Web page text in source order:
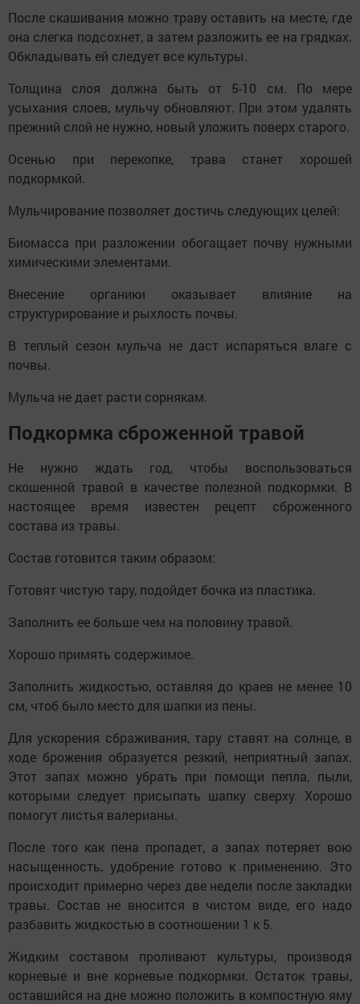
После скашивания можно траву оставить на месте, где
она слегка подсохнет, а затем разложить ее на грядках.
Обкладывать ей следует все культуры.
Толщина слоя должна быть от 5-10 см. По мере
усыхания слоев, мульчу обновляют. При этом удалять
прежний слой не нужно, новый уложить поверх старого.
Осенью при перекопке, трава станет хорошей
подкормкой.
Мульчирование позволяет достичь следующих целей:
Биомасса при разложении обогащает почву нужными
химическими элементами.
Внесение органики оказывает влияние на
структурирование и рыхлость почвы.
В теплый сезон мульча не даст испаряться влаге с
почвы.
Мульча не дает расти сорнякам.
Подкормка сброженной травой
Не нужно ждать год, чтобы воспользоваться
скошенной травой в качестве полезной подкормки. В
настоящее время известен рецепт сброженного
состава из травы.
Состав готовится таким образом:
Готовят чистую тару, подойдет бочка из пластика.
Заполнить ее больше чем на половину травой.
Хорошо примять содержимое.
Заполнить жидкостью, оставляя до краев не менее 10
см, чтоб было место для шапки из пены.
Для ускорения сбраживания, тару ставят на солнце, в
ходе брожения образуется резкий, неприятный запах.
Этот запах можно убрать при помощи пепла, пыли,
которыми следует присыпать шапку сверху. Хорошо
помогут листья валерианы.
После того как пена пропадет, а запах потеряет вою
насыщенность, удобрение готово к применению. Это
происходит примерно через две недели после закладки
травы. Состав не вносится в чистом виде, его надо
разбавить жидкостью в соотношении 1 к 5.
Жидким составом проливают культуры, производя
корневые и вне корневые подкормки. Остаток травы,
оставшийся на дне можно положить в компостную яму